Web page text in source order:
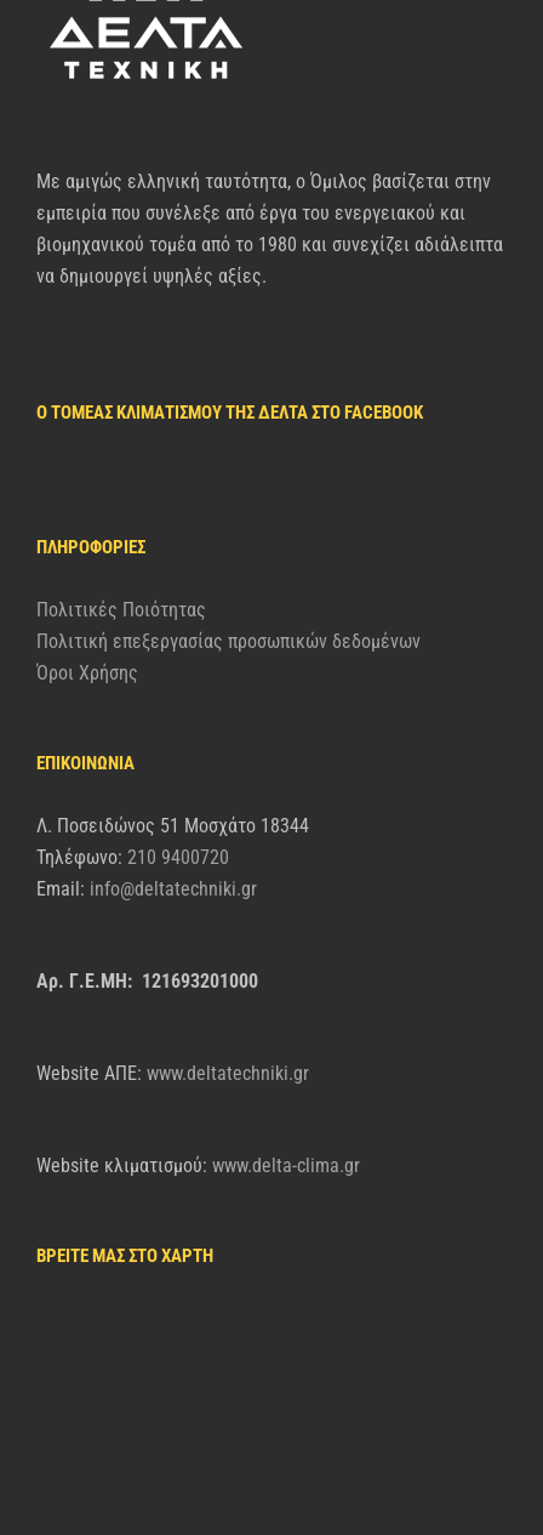
Με αμιγώς ελληνική ταυτότητα, ο Όμιλος βασίζεται στην
εμπειρία που συνέλεξε από έργα του ενεργειακού και
βιομηχανικού τομέα από το 1980 και συνεχίζει αδιάλειπτα
να δημιουργεί υψηλές αξίες.
Ο ΤΟΜΈΑΣ ΚΛΙΜΑΤΙΣΜΟΎ ΤΗΣ ΔΈΛΤΑ ΣΤΟ FACEBOOK
ΠΛΗΡΟΦΟΡΊΕΣ
Πολιτικές Ποιότητας
Πολιτική επεξεργασίας προσωπικών δεδομένων
Όροι Χρήσης
ΕΠΙΚΟΙΝΩΝΙΑ
Λ. Ποσειδώνος 51 Μοσχάτο 18344
Τηλέφωνο: 210 9400720
Email: info@deltatechniki.gr
Αρ. Γ.Ε.ΜΗ: 121693201000
Website AΠΕ: www.deltatechniki.gr
Website κλιματισμού: www.delta-clima.gr
ΒΡΕΙΤΕ ΜΑΣ ΣΤΟ ΧΑΡΤΗ